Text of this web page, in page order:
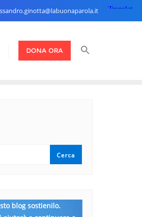
DONA ORA
Cerca
blog sostienilo.